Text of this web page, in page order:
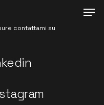
contattami su